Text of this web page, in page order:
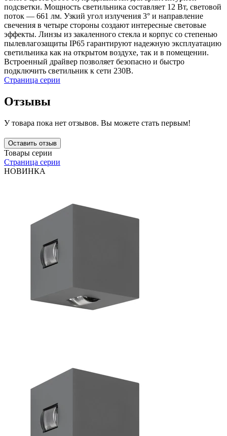
подсветки. Мощность светильника составляет 12 Вт, световой
поток — 661 лм. Узкий угол излучения 3° и направление
свечения в четыре стороны создают интересные световые
эффекты. Линзы из закаленного стекла и корпус со степенью
пылевлагозащиты IP65 гарантируют надежную эксплуатацию
светильника как на открытом воздухе, так и в помещении.
Встроенный драйвер позволяет безопасно и быстро
подключить светильник к сети 230В.
Страница серии
Отзывы
У товара пока нет отзывов. Вы можете стать первым!
Оставить отзыв
Товары серии
Страница серии
НОВИНКА